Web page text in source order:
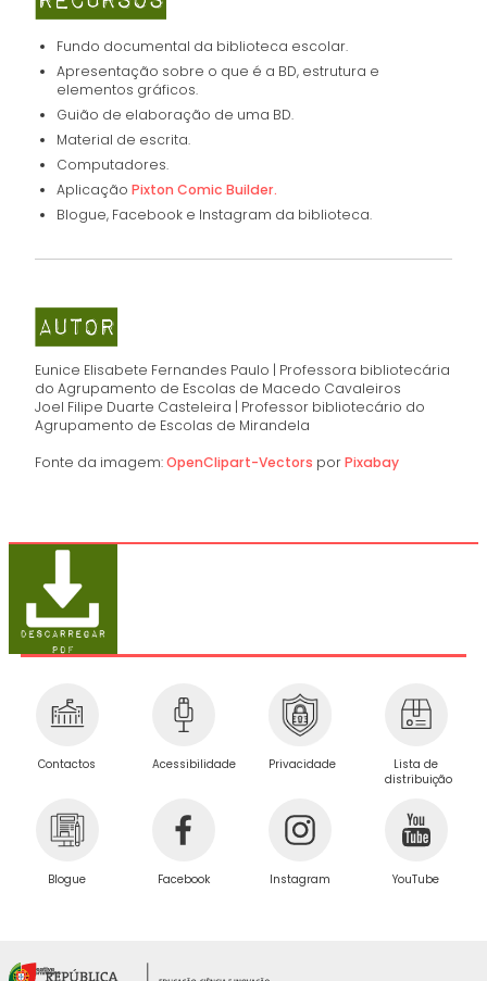
Fundo documental da biblioteca escolar.
Apresentação sobre o que é a BD, estrutura e
elementos gráficos.
Guião de elaboração de uma BD.
Material de escrita.
Computadores.
AplicaçãoPixton Comic Builder.
Blogue, Facebook e Instagram da biblioteca.
Eunice Elisabete Fernandes Paulo | Professora bibliotecária
do Agrupamento de Escolas de Macedo Cavaleiros
Joel Filipe Duarte Casteleira | Professor bibliotecário do
Agrupamento de Escolas de Mirandela
Fonte da imagem:OpenClipart-Vectors porPixabay
Contactos Acessibilidade Privacidade
Lista de
distribuição
Blogue Facebook Instagram YouTube